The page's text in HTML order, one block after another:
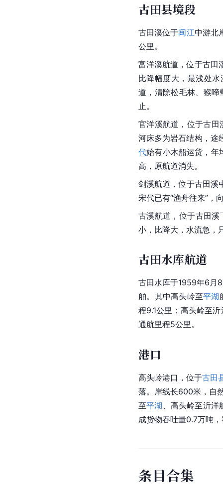
古田县境段
古田溪位于闽江中游北
公里。
富洋溪航道，位于古田
比降幅度大，最浅处
道，清除松毛林、猴啼
止。
官洋溪航道，位于古
河床多为岩石结构，途
代始有小木船运货，年
高，原航道消失。
剑溪航道，位于古田溪
宋代已有“渔舟往来”，
古溪航道，位于古田
小，比降大，水流急，
古田水库航道
古田水库于1959年6月
舶。其中高头岭至平湖
程9.1公里；高头岭至
通航里程5公里。
港口
高头岭港口，位于古田
落。岸线长600米，自
至平湖 、高头岭至沂
成货物吞吐量0.7万吨
条目合集